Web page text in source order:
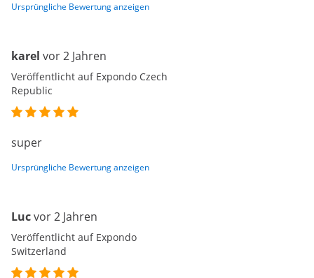
Ursprüngliche Bewertung anzeigen
karel vor 2 Jahren
Veröffentlicht auf Expondo Czech
Republic
super
Ursprüngliche Bewertung anzeigen
Lucvor 2 Jahren
Veröffentlicht auf Expondo
Switzerland